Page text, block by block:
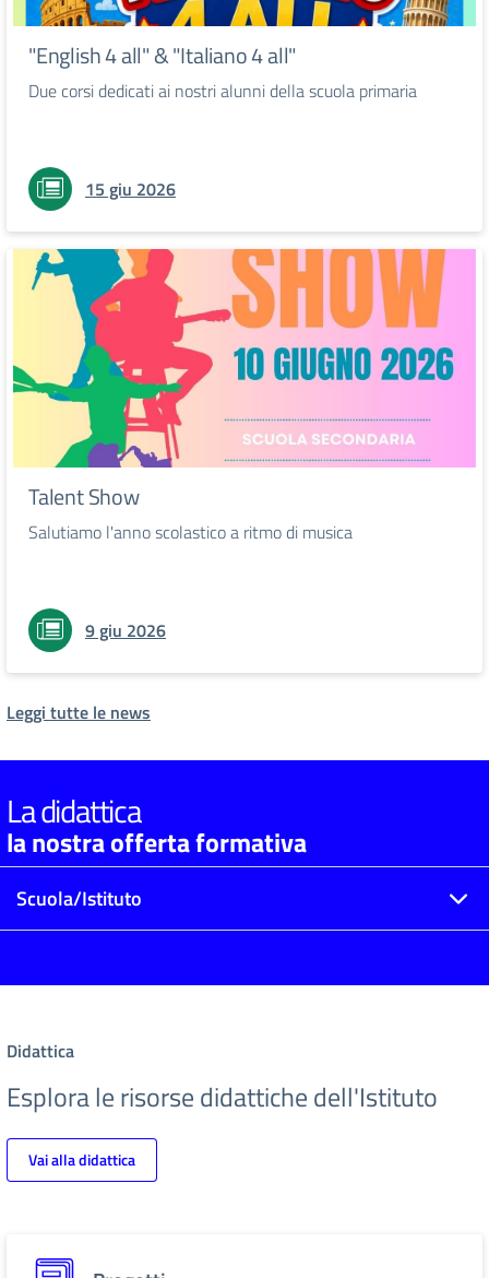
"English 4 all" & "Italiano 4 all"
Due corsi dedicati ai nostri alunni della scuola primaria
15 giu 2026
Talent Show
Salutiamo l'anno scolastico a ritmo di musica
9 giu 2026
Leggi tutte le news
La didattica
la nostra offerta formativa
Scuola/Istituto
Didattica
Esplora le risorse didattiche dell'Istituto
Vai alla didattica